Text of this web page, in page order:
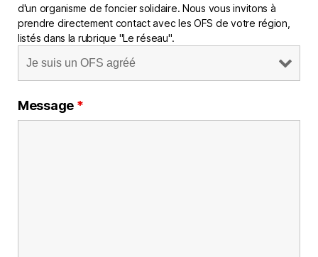
d'un organisme de foncier solidaire. Nous vous invitons à
prendre directement contact avec les OFS de votre région,
listés dans la rubrique "Le réseau".
Message *